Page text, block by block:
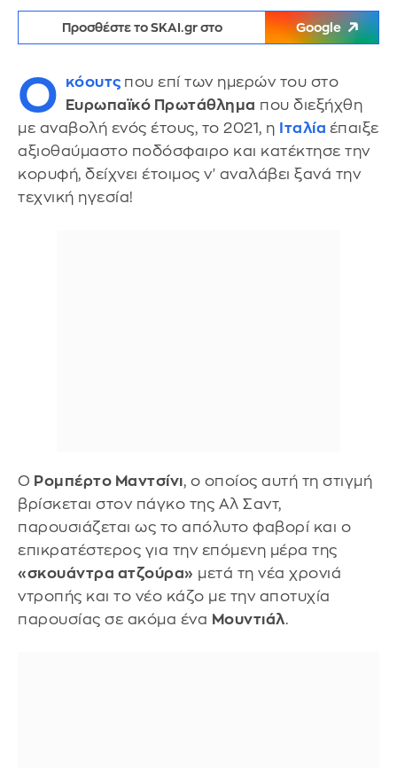
Προσθέστε το SKAI.gr στο Google
Ο κόουτς που επί των ημερών του στο
Ευρωπαϊκό Πρωτάθλημα που διεξήχθη
με αναβολή ενός έτους, το 2021, η
Ιταλία έπαιξε
αξιοθαύμαστο ποδόσφαιρο και κατέκτησε την
κορυφή, δείχνει έτοιμος ν' αναλάβει ξανά την
τεχνική ηγεσία!
Ο Ρομπέρτο Μαντσίνι, ο οποίος αυτή τη στιγμή
βρίσκεται στον πάγκο της Αλ Σαντ,
παρουσιάζεται ως το απόλυτο φαβορί και ο
επικρατέστερος για την επόμενη μέρα της
«σκουάντρα ατζούρα» μετά τη νέα χρονιά
ντροπής και το νέο κάζο με την αποτυχία
παρουσίας σε ακόμα ένα Μουντιάλ.